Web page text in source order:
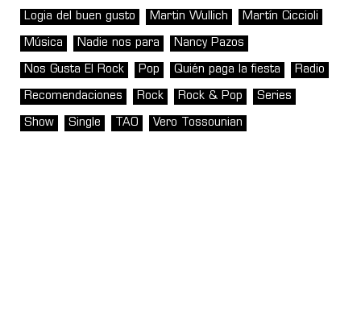
Logia del buen gusto Martin Wullich Martín Ciccioli
Música Nadie nos para Nancy Pazos
Nos Gusta El Rock Pop Quién paga la fiesta Radio
Recomendaciones Rock Rock & Pop Series
Show Single TAO Vero Tossounian